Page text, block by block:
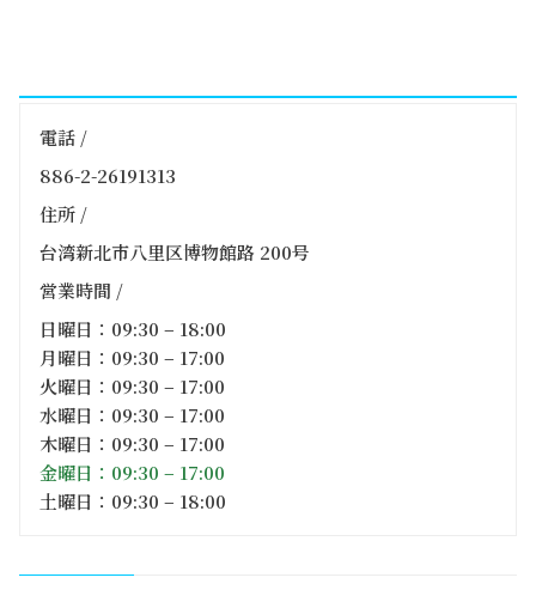
電話 /
886-2-26191313
住所 /
台湾新北市八里区博物館路 200号
営業時間 /
日曜日：09:30 – 18:00
月曜日：09:30 – 17:00
火曜日：09:30 – 17:00
水曜日：09:30 – 17:00
木曜日：09:30 – 17:00
金曜日：09:30 – 17:00
土曜日：09:30 – 18:00